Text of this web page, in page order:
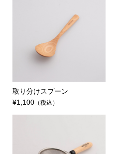
取り分けスプーン
¥1,100（税込）